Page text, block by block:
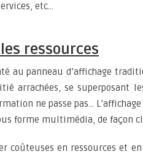
etc…
ressources
au panneau d’affichage
arrachées, se superposant
ne passe pas…
forme multimédia, de façon
coûteuses en ressources et